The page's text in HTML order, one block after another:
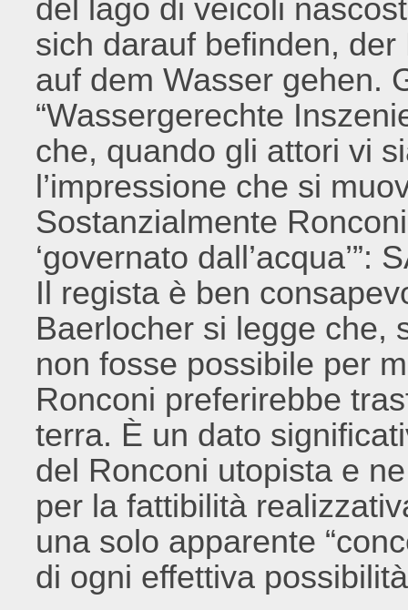
del lago di veicoli
sich darauf befinden,
auf dem Wasser gehen.
“Wassergerechte
che, quando gli attori vi
l’impressione che si
Sostanzialmente
‘governato dall’acqua’”:
Il regista è ben
Baerlocher si legge che,
non fosse possibile per
Ronconi preferirebbe
terra. È un dato
del Ronconi utopista e
per la fattibilità
una solo apparente
di ogni effettiva